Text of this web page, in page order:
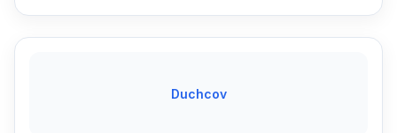
Duchcov